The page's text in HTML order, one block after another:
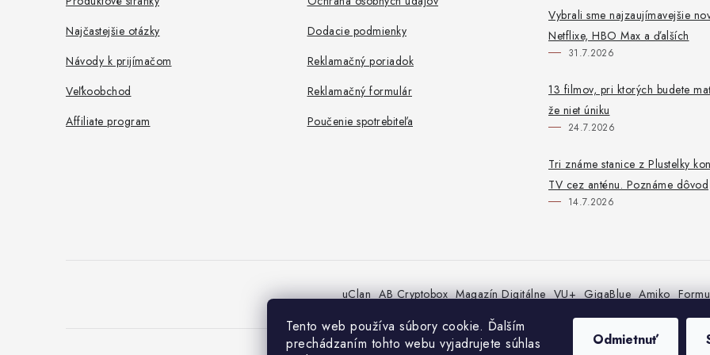
Tento web používa súbory cookie. Ďalším
prechádzaním tohto webu vyjadrujete súhlas
Odmietnuť
Najčastejšie otázky
Návody k prijímačom
Veľkoobchod
Affiliate program
Dodacie podmienky
Reklamačný poriadok
Reklamačný formulár
Poučenie spotrebiteľa
Vybrali sme najzaujímavejšie
Netflixe, HBO Max a ďalších
31.7.2026
13 filmov, pri ktorých budete
že niet úniku
24.7.2026
Tri známe stanice z Plustelky
TV cez anténu. Poznáme dôvod
14.7.2026
uClan AB Cryptobox Magazín Digitálne VU+ GigaBlue Amiko